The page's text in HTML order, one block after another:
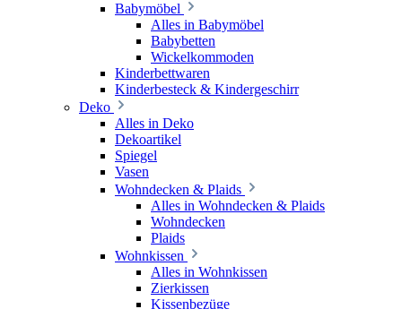
Babymöbel
Alles in Babymöbel
Babybetten
Wickelkommoden
Kinderbettwaren
Kinderbesteck & Kindergeschirr
Deko
Alles in Deko
Dekoartikel
Spiegel
Vasen
Wohndecken & Plaids
Alles in Wohndecken & Plaids
Wohndecken
Plaids
Wohnkissen
Alles in Wohnkissen
Zierkissen
Kissenbezüge